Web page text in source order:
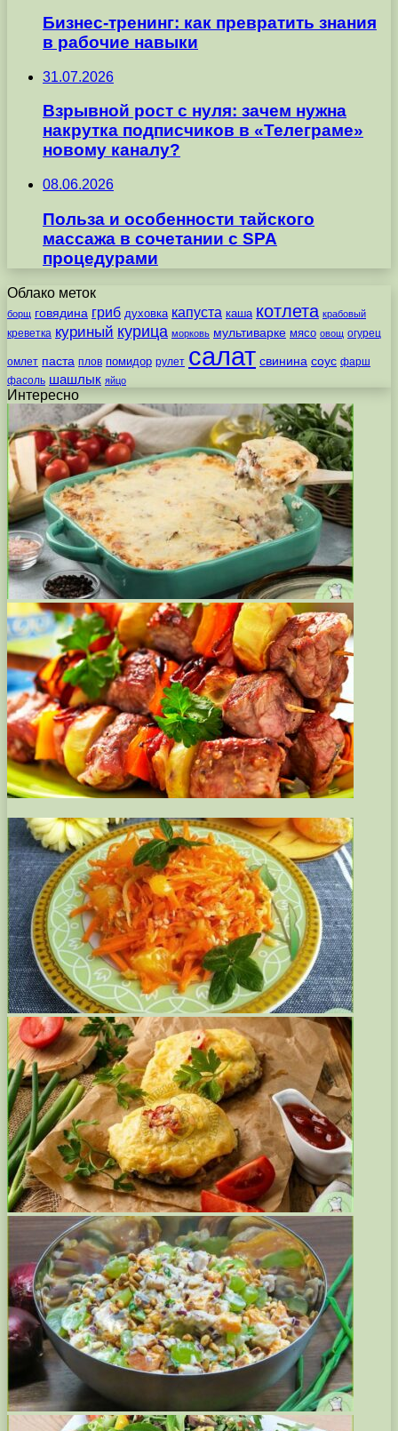
Бизнес-тренинг: как превратить знания
в рабочие навыки
31.07.2026
Взрывной рост с нуля: зачем нужна
накрутка подписчиков в «Телеграме»
новому каналу?
08.06.2026
Польза и особенности тайского
массажа в сочетании с SPA
процедурами
Облако меток
борщ говядина гриб духовка капуста каша котлета крабовый
креветка куриный курица морковь мультиварке мясо овощ огурец
омлет паста плов помидор рулет салат свинина соус фарш
фасоль шашлык яйцо
Интересно